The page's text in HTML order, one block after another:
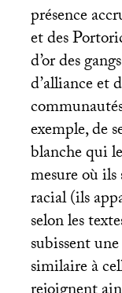
présence
et des
d’or des
d’alliance et
exemple, de
blanche qui
mesure où
racial (ils
selon les
subissent
similaire à